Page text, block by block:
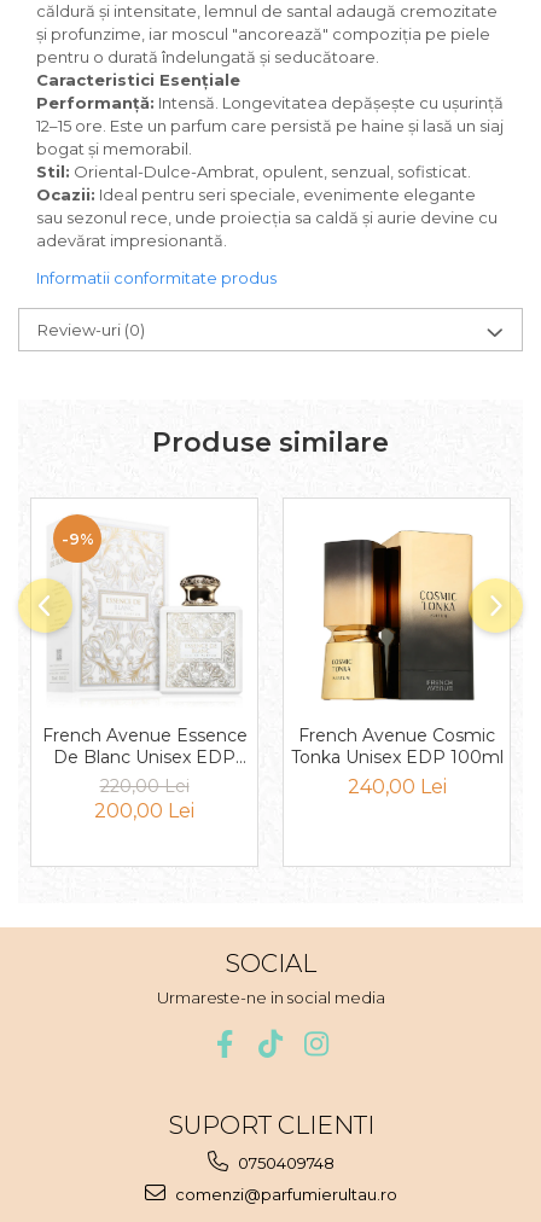
Grapefruit
Grozama
Guava
Heliotrop
Iarba
Iasomie
Iaurt
Iris
Lamaie
Lapte
Lichior
Lime
Magnolie
Mandarina
Mango
Mar
Maracuia
căldură și intensitate, lemnul de santal adaugă cremozitate
și profunzime, iar moscul "ancorează" compoziția pe piele
pentru o durată îndelungată și seducătoare.
Caracteristici Esențiale
Performanță: Intensă. Longevitatea depășește cu ușurință
12–15 ore. Este un parfum care persistă pe haine și lasă un siaj
bogat și memorabil.
Stil: Oriental-Dulce-Ambrat, opulent, senzual, sofisticat.
Ocazii: Ideal pentru seri speciale, evenimente elegante
sau sezonul rece, unde proiecția sa caldă și aurie devine cu
adevărat impresionantă.
Informatii conformitate produs
Review-uri (0)
Produse similare
-9%
French Avenue Essence
De Blanc Unisex EDP
100ml
220,00 Lei
200,00 Lei
French Avenue Cosmic
Tonka Unisex EDP 100ml
240,00 Lei
SOCIAL
Urmareste-ne in social media
SUPORT CLIENTI
0750409748
comenzi@parfumierultau.ro